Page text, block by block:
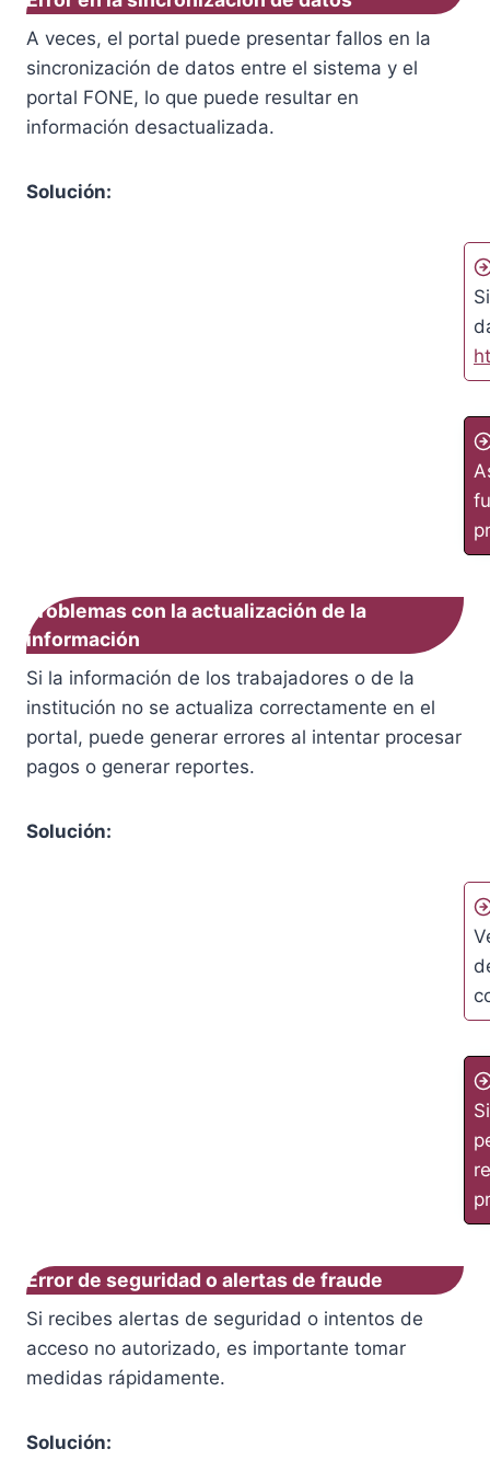
A veces, el portal puede presentar fallos en la
sincronización de datos entre el sistema y el
portal FONE, lo que puede resultar en
información desactualizada.
Solución:
Problemas con la actualización de la
información
Si la información de los trabajadores o de la
institución no se actualiza correctamente en el
portal, puede generar errores al intentar procesar
pagos o generar reportes.
Solución:
Error de seguridad o alertas de fraude
Si recibes alertas de seguridad o intentos de
acceso no autorizado, es importante tomar
medidas rápidamente.
Solución: